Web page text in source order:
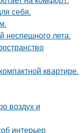
себя.
неспешного лета.
квартире.
воздух и
интерьер